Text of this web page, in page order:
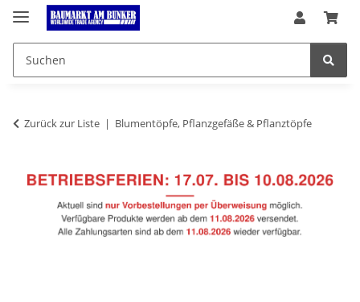
Zurück zur Liste Blumentöpfe, Pflanzgefäße & Pflanztöpfe